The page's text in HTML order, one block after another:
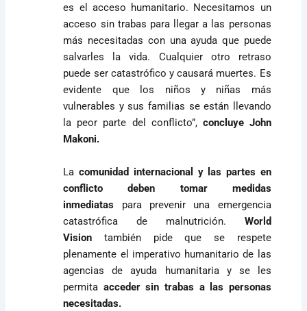
es el acceso humanitario. Necesitamos un
acceso sin trabas para llegar a las personas
más necesitadas con una ayuda que puede
salvarles la vida. Cualquier otro retraso
puede ser catastrófico y causará muertes. Es
evidente que los niños y niñas más
vulnerables y sus familias se están llevando
la peor parte del conflicto”,concluye John
Makoni.
Lacomunidad internacional y las partes en
conflicto deben tomar medidas
inmediatas para prevenir una emergencia
catastrófica de malnutrición. World
Vision también pide que se respete
plenamente el imperativo humanitario de las
agencias de ayuda humanitaria y se les
permita acceder sin trabas a las personas
necesitadas.